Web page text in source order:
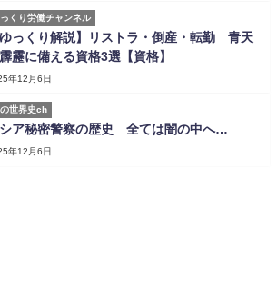
くり労働チャンネル
ゆっくり解説】リストラ・倒産・転勤 青天
靂に備える資格3選【資格】
年12月6日
世界史ch
ア秘密警察の歴史 全ては闇の中へ…
年12月6日